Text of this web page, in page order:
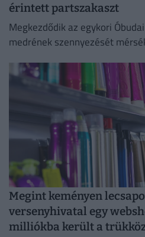
érintett partszakaszt
Megkezdődik az egykori
medrének szennyezését
Megint keményen
versenyhivatal egy
milliókba került a